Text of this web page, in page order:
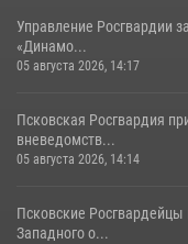
Управление Росгвардии
«Динамо...
05 августа 2026, 14:17
Псковская Росгвардия
вневедомств...
05 августа 2026, 14:14
Псковские Росгвардейцы
Западного о...